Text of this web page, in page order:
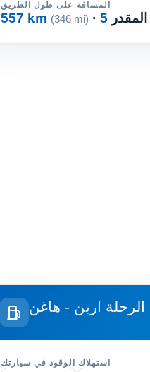
المسافة على طول الطريق
557 km (346 mi)
الرحلة ارين - هاغن
استهلاك الوقود في سيارتك